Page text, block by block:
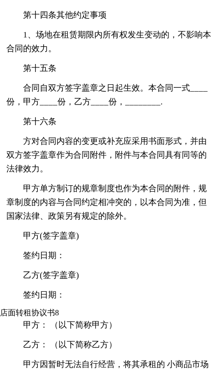
第十四条其他约定事项
1、场地在租赁期限内所有权发生变动的，不影响本
合同的效力。
第十五条
合同自双方签字盖章之日起生效。本合同一式____
份，甲方____份，乙方____份，________.
第十六条
方对合同内容的变更或补充应采用书面形式，并由
双方签字盖章作为合同附件，附件与本合同具有同等的
法律效力。
甲方单方制订的规章制度也作为本合同的附件，规
章制度的内容与合同约定相冲突的，以本合同为准，但
国家法律、政策另有规定的除外。
甲方(签字盖章)
签约日期：
乙方(签字盖章)
签约日期：
店面转租协议书8
甲方： （以下简称甲方）
乙方： （以下简称乙方）
甲方因暂时无法自行经营，将其承租的 小商品市场